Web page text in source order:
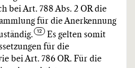
bei Art. 788 Abs. 2 OR die
für die Anerkennung
Es gelten somit
für die
bei Art. 786 OR. Für die